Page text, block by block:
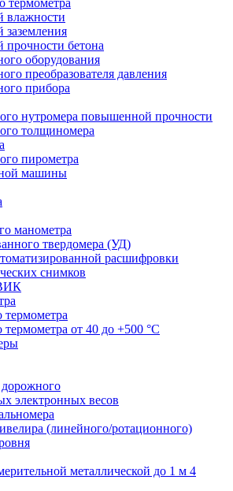
термометра
влажности
заземления
прочности бетона
оборудования
преобразователя давления
прибора
нутромера повышенной прочности
толщиномера
пирометра
машины
манометра
твердомера (УД)
расшифровки
снимков
термометра
термометра от 40 до +500 °С
электронных весов
(линейного/ротационного)
металлической до 1 м 4